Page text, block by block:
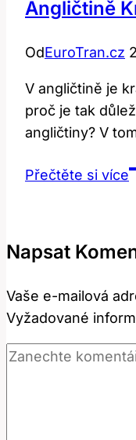
Angličtině
OdEuroTran.cz
V angličtině je
proč je tak
angličtiny? V
Přečtěte si více
v
Napsat
Vaše e-mailová
Vyžadované